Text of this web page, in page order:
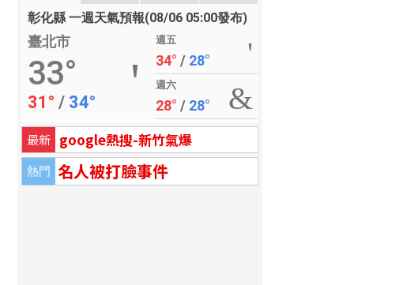
彰化縣 一週天氣預報(08/06 05:00發布)
臺北市
33°
31° / 34°
週五
34° / 28°
週六
28° / 28°
最新 google熱搜-新竹氣爆
熱門 名人被打臉事件